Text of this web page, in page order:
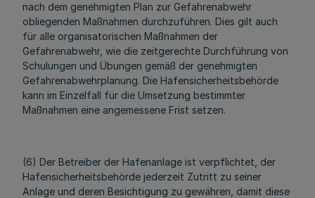
nach dem genehmigten Plan zur Gefahrenabwehr
obliegenden Maßnahmen durchzuführen. Dies gilt auch
für alle organisatorischen Maßnahmen der
Gefahrenabwehr, wie die zeitgerechte Durchführung von
Schulungen und Übungen gemäß der genehmigten
Gefahrenabwehrplanung. Die Hafensicherheitsbehörde
kann im Einzelfall für die Umsetzung bestimmter
Maßnahmen eine angemessene Frist setzen.
(6) Der Betreiber der Hafenanlage ist verpflichtet, der
Hafensicherheitsbehörde jederzeit Zutritt zu seiner
Anlage und deren Besichtigung zu gewähren, damit diese